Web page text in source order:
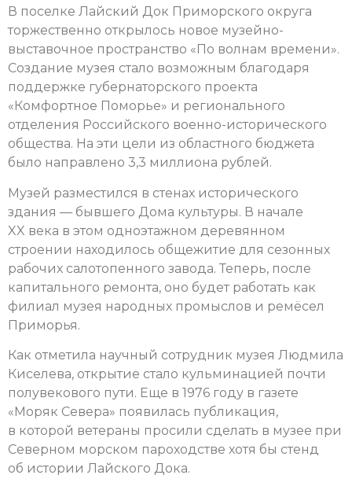
В поселке Лайский Док Приморского округа
торжественно открылось новое музейно-
выставочное пространство «По волнам времени».
Создание музея стало возможным благодаря
поддержке губернаторского проекта
«Комфортное Поморье» и регионального
отделения Российского военно-исторического
общества. На эти цели из областного бюджета
было направлено 3,3 миллиона рублей.
Музей разместился в стенах исторического
здания — бывшего Дома культуры. В начале
XX века в этом одноэтажном деревянном
строении находилось общежитие для сезонных
рабочих салотопенного завода. Теперь, после
капитального ремонта, оно будет работать как
филиал музея народных промыслов и ремёсел
Приморья.
Как отметила научный сотрудник музея Людмила
Киселева, открытие стало кульминацией почти
полувекового пути. Еще в 1976 году в газете
«Моряк Севера» появилась публикация,
в которой ветераны просили сделать в музее при
Северном морском пароходстве хотя бы стенд
об истории Лайского Дока.